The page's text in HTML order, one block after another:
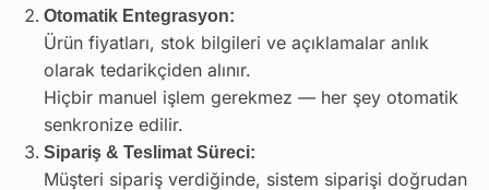
Otomatik Entegrasyon:
Ürün fiyatları, stok bilgileri ve açıklamalar anlık
olarak tedarikçiden alınır.
Hiçbir manuel işlem gerekmez — her şey otomatik
senkronize edilir.
Sipariş & Teslimat Süreci:
Müşteri sipariş verdiğinde, sistem siparişi doğrudan